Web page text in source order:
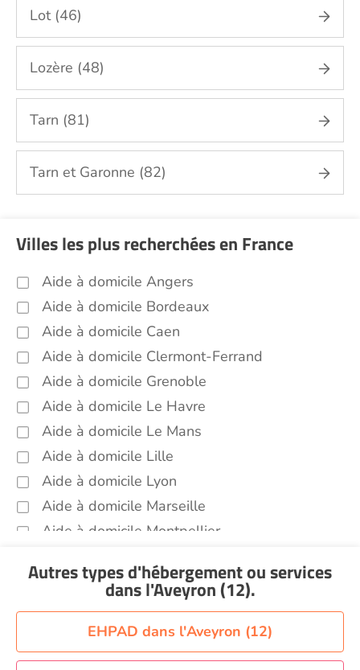
Lot (46)
Lozère (48)
Tarn (81)
Tarn et Garonne (82)
Villes les plus recherchées en France
Aide à domicile Angers
Aide à domicile Bordeaux
Aide à domicile Caen
Aide à domicile Clermont-Ferrand
Aide à domicile Grenoble
Aide à domicile Le Havre
Aide à domicile Le Mans
Aide à domicile Lille
Aide à domicile Lyon
Aide à domicile Marseille
Aide à domicile Montpellier
Aide à domicile Nice
Aide à domicile Nîmes
Aide à domicile Orléans
Aide à domicile Paris
Autres types d'hébergement ou services
dans l'Aveyron (12).
EHPAD dans l'Aveyron (12)